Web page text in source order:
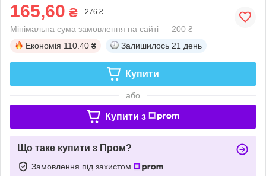
165,60 ₴ 276 ₴
Мінімальна сума замовлення на сайті — 200 ₴
Економія 110.40 ₴ Залишилось 21 день
Купити
або
Купити з
Що таке купити з Пром?
Замовлення під захистом